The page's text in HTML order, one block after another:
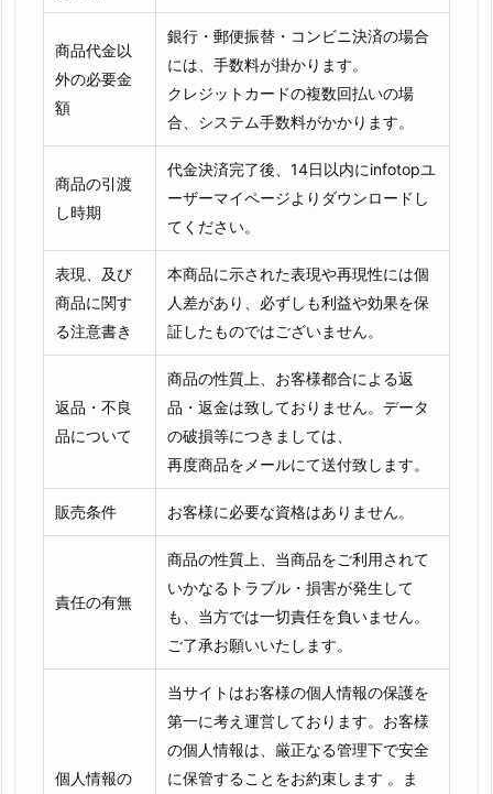
商品代金以
外の必要金
額
銀行・郵便振替・コンビニ決済の場合
には、手数料が掛かります。
クレジットカードの複数回払いの場
合、システム手数料がかかります。
商品の引渡
し時期
代金決済完了後、14日以内にinfotopユ
ーザーマイページよりダウンロードし
てください。
表現、及び
商品に関す
る注意書き
本商品に示された表現や再現性には個
人差があり、必ずしも利益や効果を保
証したものではございません。
返品・不良
品について
商品の性質上、お客様都合による返
品・返金は致しておりません。データ
の破損等につきましては、
再度商品をメールにて送付致します。
販売条件 お客様に必要な資格はありません。
責任の有無
商品の性質上、当商品をご利用されて
いかなるトラブル・損害が発生して
も、当方では一切責任を負いません。
ご了承お願いいたします。
個人情報の
当サイトはお客様の個人情報の保護を
第一に考え運営しております。お客様
の個人情報は、厳正なる管理下で安全
に保管することをお約束します 。ま